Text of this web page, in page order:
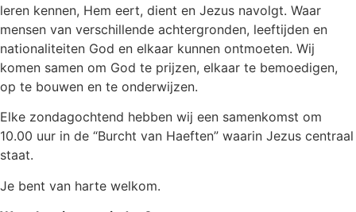
leren kennen, Hem eert, dient en Jezus navolgt. Waar
mensen van verschillende achtergronden, leeftijden en
nationaliteiten God en elkaar kunnen ontmoeten. Wij
komen samen om God te prijzen, elkaar te bemoedigen,
op te bouwen en te onderwijzen.
Elke zondagochtend hebben wij een samenkomst om
10.00 uur in de “Burcht van Haeften” waarin Jezus centraal
staat.
Je bent van harte welkom.